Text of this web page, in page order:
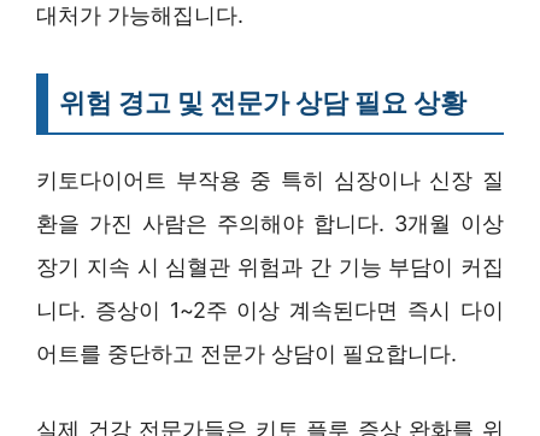
대처가 가능해집니다.
위험 경고 및 전문가 상담 필요 상황
키토다이어트 부작용 중 특히 심장이나 신장 질
환을 가진 사람은 주의해야 합니다. 3개월 이상
장기 지속 시 심혈관 위험과 간 기능 부담이 커집
니다. 증상이 1~2주 이상 계속된다면 즉시 다이
어트를 중단하고 전문가 상담이 필요합니다.
실제 건강 전문가들은 키토 플루 증상 완화를 위